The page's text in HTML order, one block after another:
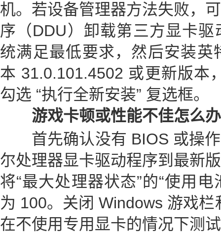
机。若设备管理器方法失败，
序（DDU）卸载第三方显卡
统满足最低要求，然后安装
本 31.0.101.4502 或更新版本
勾选 “执行全新安装” 复选框。
游戏卡顿或性能不佳怎么办
首先确认没有 BIOS 或操作
尔处理器显卡驱动程序到最新
将“最大处理器状态”的“使用电
为 100。关闭 Windows 游戏
在不使用专用显卡的情况下测